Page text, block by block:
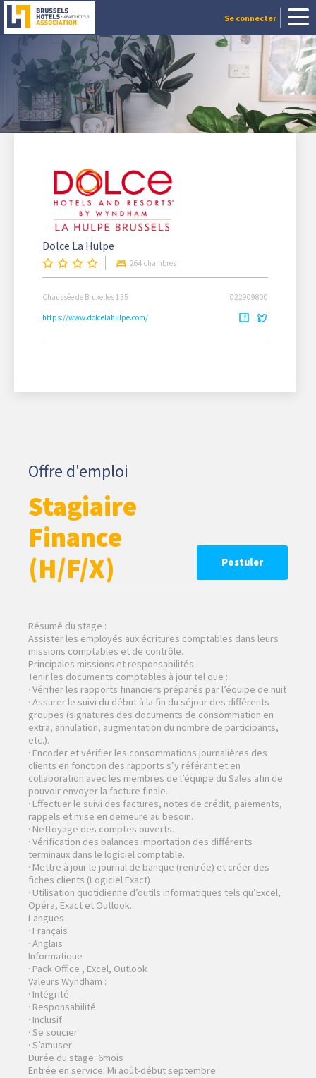
Se connecter
Dolce La Hulpe
264 chambres
Chaussée de Bruxelles 135 022909800
https://www.dolcelahulpe.com/
Offre d'emploi
Stagiaire
Finance
(H/F/X)
Postuler
Résumé du stage :
Assister les employés aux écritures comptables dans leurs
missions comptables et de contrôle.
Principales missions et responsabilités :
Tenir les documents comptables à jour tel que :
· Vérifier les rapports financiers préparés par l’équipe de nuit
· Assurer le suivi du début à la fin du séjour des différents
groupes (signatures des documents de consommation en
extra, annulation, augmentation du nombre de participants,
etc.).
· Encoder et vérifier les consommations journalières des
clients en fonction des rapports s’y référant et en
collaboration avec les membres de l’équipe du Sales afin de
pouvoir envoyer la facture finale.
· Effectuer le suivi des factures, notes de crédit, paiements,
rappels et mise en demeure au besoin.
· Nettoyage des comptes ouverts.
· Vérification des balances importation des différents
terminaux dans le logiciel comptable.
· Mettre à jour le journal de banque (rentrée) et créer des
fiches clients (Logiciel Exact)
· Utilisation quotidienne d’outils informatiques tels qu’Excel,
Opéra, Exact et Outlook.
Langues
· Français
· Anglais
Informatique
· Pack Office , Excel, Outlook
Valeurs Wyndham :
· Intégrité
· Responsabilité
· Inclusif
· Se soucier
· S’amuser
Durée du stage: 6mois
Entrée en service: Mi août-début septembre